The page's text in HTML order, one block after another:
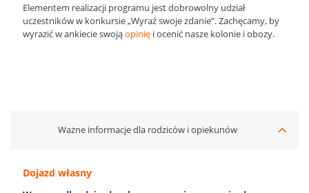
Elementem realizacji programu jest dobrowolny udział
uczestników w konkursie „Wyraź swoje zdanie”. Zachęcamy, by
wyrazić w ankiecie swojąopinięi ocenić nasze kolonie i obozy.
Ważne informacje dla rodziców i opiekunów
Dojazd własny